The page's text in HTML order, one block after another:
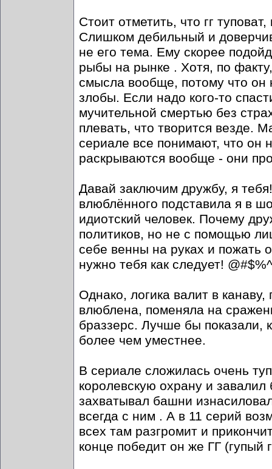
Стоит отметить, что гг
Слишком дебильный и
не его тема. Ему скорее
рыбы на рынке . Хотя, по факту,
смысла вообще, потому что он
злобы. Если надо кого-то
мучительной смертью без
плевать, что творится везде.
сериале все понимают, что он
раскрываются вообще - они
Давай заключим дружбу, я
влюблённого подставила я в
идиотский человек. Почему
политиков, но не с помощью
себе венны на руках и пожать
нужно тебя как следует!
Однако, логика валит в
влюблена, поменяла на
браззерс. Лучше бы показали,
более чем уместнее.
В сериале сложилась очень
королевскую охрану и
захватывал башни
всегда с ним . А в 11 серий
всех там разгромит и
конце победит он же ГГ (гупый